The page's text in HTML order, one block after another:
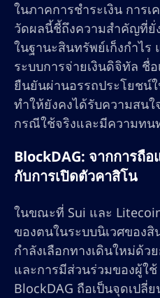
ในภาคการชำระเงิน การ
วัดผลนี้ชี้ถึงความสำคัญที่
ในฐานะสินทรัพย์เก็งกำไร
ระบบการจ่ายเงินดิจิทัล ชื่
ยืนยันผ่านอรรถประโยชน์
ทำให้ยังคงได้รับความสน
กรณีใช้จริงและมีความทน
BlockDAG: จากการถื
กับการเปิดตัวคาสิโน
ในขณะที่ Sui และ
ของตนในระบบนิเวศของ
กำลังเลือกทางเดินใหม่ด้ว
และการมีส่วนร่วมของผู้ใ
BlockDAG ถือเป็นจุดเปลี่